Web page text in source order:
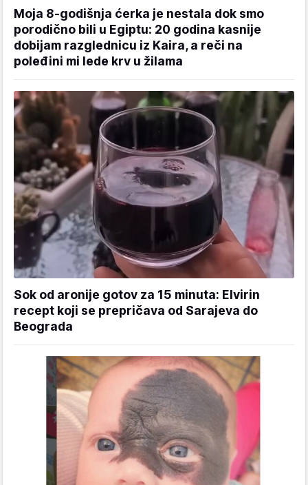
Moja 8-godišnja ćerka je nestala dok smo
porodično bili u Egiptu: 20 godina kasnije
dobijam razglednicu iz Kaira, a reči na
poleđini mi lede krv u žilama
Sok od aronije gotov za 15 minuta: Elvirin
recept koji se prepričava od Sarajeva do
Beograda